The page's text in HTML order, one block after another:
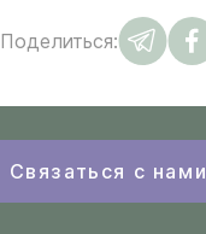
Поделиться:
Связаться с нами